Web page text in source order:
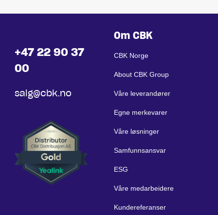
+47 22 90 37
00
salg@cbk.no
Om CBK
CBK Norge
About CBK Group
Våre leverandører
Egne merkevarer
Våre løsninger
Samfunnsansvar
ESG
Våre medarbeidere
Kundereferanser